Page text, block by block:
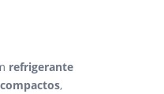
refrigerante
,